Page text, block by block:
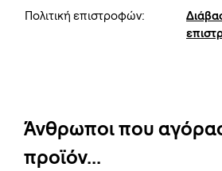
Πολιτική επιστροφών:
Άνθρωποι που
προϊόν...